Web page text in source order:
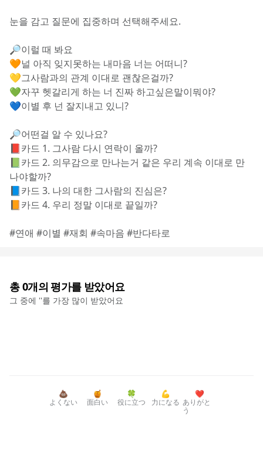
눈을 감고 질문에 집중하며 선택해주세요.
🔎이럴 때 봐요
🧡널 아직 잊지못하는 내마음 너는 어떠니?
💛그사람과의 관계 이대로 괜찮은걸까?
💚자꾸 헷갈리게 하는 너 진짜 하고싶은말이뭐야?
💙이별 후 넌 잘지내고 있니?
🔎어떤걸 알 수 있나요?
📕카드 1. 그사람 다시 연락이 올까?
📗카드 2. 의무감으로 만나는거 같은 우리 계속 이대로 만
나야할까?
📘카드 3. 나의 대한 그사람의 진심은?
📙카드 4. 우리 정말 이대로 끝일까?
#연애 #이별 #재회 #속마음 #반다타로
총0개의 평가를 받았어요
그 중에 ''를 가장 많이 받았어요
💩
よくない
🍯
面白い
🍀
役に立つ
💪
力になる
❤️
ありがと
う